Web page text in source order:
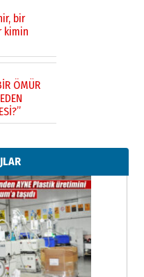
bir
kimin
ÖMÜR
Alperen…
yürüdü.!